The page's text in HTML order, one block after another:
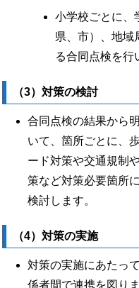
小学校ごとに、
県、市）、地域
る合同点検を行
（3）対策の検討
合同点検の結果から
いて、箇所ごとに、
ード対策や交通規制
策など対策必要箇所
検討します。
（4）対策の実施
対策の実施にあたっ
係者間で連携を図りま